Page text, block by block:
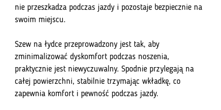
nie przeszkadza podczas jazdy i pozostaje bezpiecznie na
swoim miejscu.
Szew na łydce przeprowadzony jest tak, aby
zminimalizować dyskomfort podczas noszenia,
praktycznie jest niewyczuwalny. Spodnie przylegają na
całej powierzchni, stabilnie trzymając wkładkę, co
zapewnia komfort i pewność podczas jazdy.